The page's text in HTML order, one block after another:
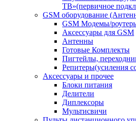
ТВ»(первичное
GSM оборудование
GSM Модемы/
Аксессуары для GSM
Антенны
Готовые Комплекты
Пигтейлы,
Репитеры(усиления
Аксессуары и прочее
Блоки питания
Делители
Диплексоры
Мультисвичи